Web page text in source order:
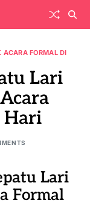
ACARA FORMAL DI
Lari
Hari
Lari
Formal